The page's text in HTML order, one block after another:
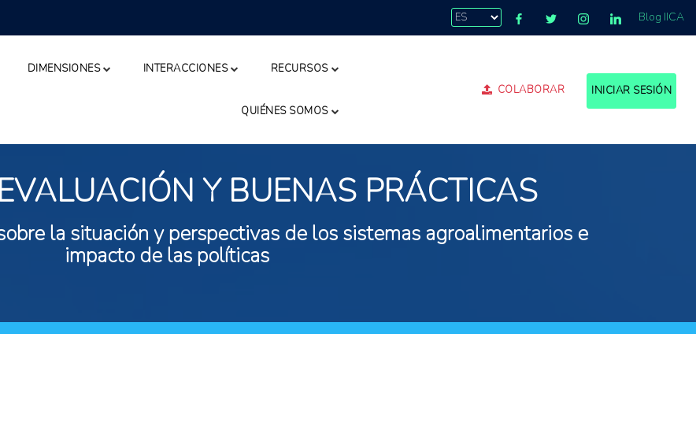
Blog IICA
DIMENSIONES INTERACCIONES RECURSOS
QUIÉNES SOMOS
COLABORAR INICIAR SESIÓN
Y BUENAS PRÁCTICAS
la situación y perspectivas de los sistemas agroalimentarios e
impacto de las políticas